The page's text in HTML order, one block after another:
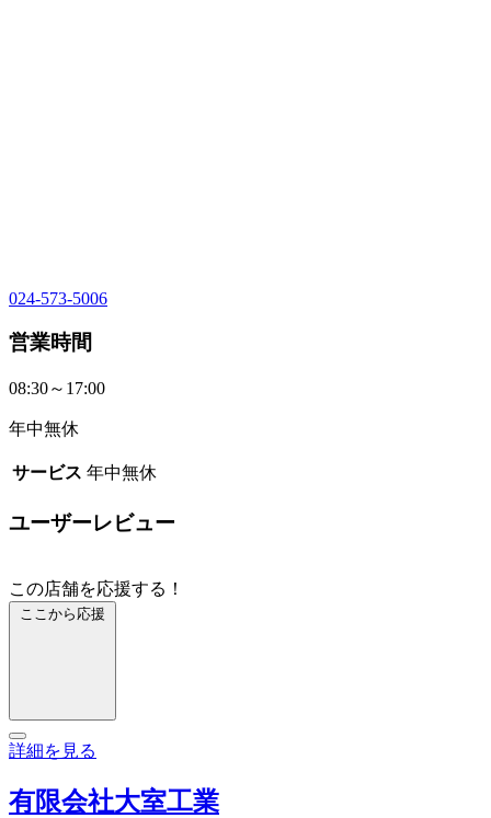
024-573-5006
営業時間
08:30～17:00
年中無休
サービス 年中無休
ユーザーレビュー
この店舗を応援する！
ここから応援
詳細を見る
有限会社大室工業